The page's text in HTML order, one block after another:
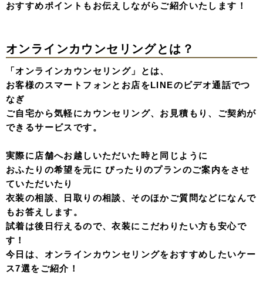
おすすめポイントもお伝えしながらご紹介いたします！
オンラインカウンセリングとは？
「オンラインカウンセリング」とは、
お客様のスマートフォンとお店をLINEのビデオ通話でつ
なぎ
ご自宅から気軽にカウンセリング、お見積もり、ご契約が
できるサービスです。
実際に店舗へお越しいただいた時と同じように
おふたりの希望を元に ぴったりのプランのご案内をさせ
ていただいたり
衣装の相談、日取りの相談、そのほかご質問などになんで
もお答えします。
試着は後日行えるので、衣装にこだわりたい方も安心で
す！
今日は、オンラインカウンセリングをおすすめしたいケー
ス7選をご紹介！